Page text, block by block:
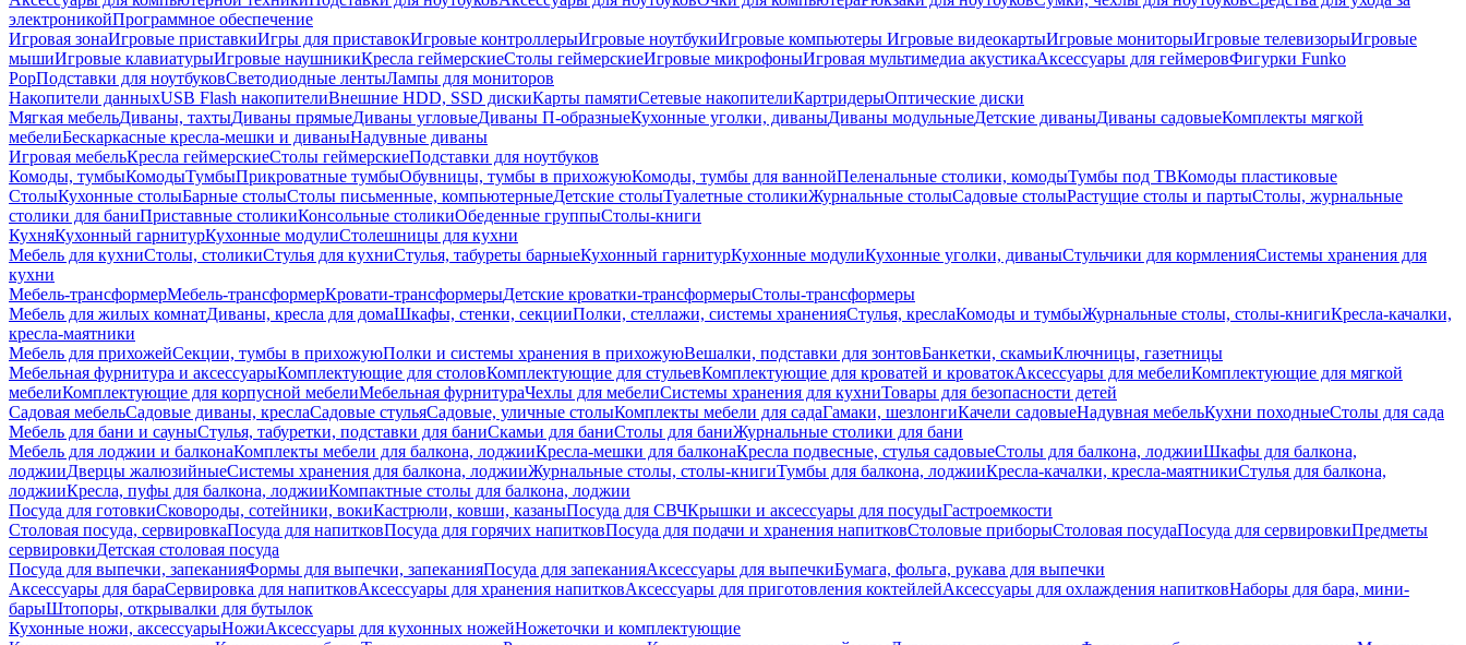
электроникойПрограммное обеспечение
Игровая зонаИгровые приставкиИгры для приставокИгровые контроллерыИгровые ноутбукиИгровые компьютеры Игровые видеокартыИгровые мониторыИгровые телевизорыИгровые
мышиИгровые клавиатурыИгровые наушникиКресла геймерскиеСтолы геймерскиеИгровые микрофоныИгровая мультимедиа акустикаАксессуары для геймеровФигурки Funko
PopПодставки для ноутбуковСветодиодные лентыЛампы для мониторов
Накопители данныхUSB Flash накопителиВнешние HDD, SSD дискиКарты памятиСетевые накопителиКартридерыОптические диски
Мягкая мебельДиваны, тахтыДиваны прямыеДиваны угловыеДиваны П-образныеКухонные уголки, диваныДиваны модульныеДетские диваныДиваны садовыеКомплекты мягкой
мебелиБескаркасные кресла-мешки и диваныНадувные диваны
Игровая мебельКресла геймерскиеСтолы геймерскиеПодставки для ноутбуков
Комоды, тумбыКомодыТумбыПрикроватные тумбыОбувницы, тумбы в прихожуюКомоды, тумбы для ваннойПеленальные столики, комодыТумбы под ТВКомоды пластиковые
СтолыКухонные столыБарные столыСтолы письменные, компьютерныеДетские столыТуалетные столикиЖурнальные столыСадовые столыРастущие столы и партыСтолы, журнальные
столики для баниПриставные столикиКонсольные столикиОбеденные группыСтолы-книги
КухняКухонный гарнитурКухонные модулиСтолешницы для кухни
Мебель для кухниСтолы, столикиСтулья для кухниСтулья, табуреты барныеКухонный гарнитурКухонные модулиКухонные уголки, диваныСтульчики для кормленияСистемы хранения для
кухни
Мебель-трансформерМебель-трансформерКровати-трансформерыДетские кроватки-трансформерыСтолы-трансформеры
Мебель для жилых комнатДиваны, кресла для домаШкафы, стенки, секцииПолки, стеллажи, системы храненияСтулья, креслаКомоды и тумбыЖурнальные столы, столы-книгиКресла-качалки,
кресла-маятники
Мебель для прихожейСекции, тумбы в прихожуюПолки и системы хранения в прихожуюВешалки, подставки для зонтовБанкетки, скамьиКлючницы, газетницы
Мебельная фурнитура и аксессуарыКомплектующие для столовКомплектующие для стульевКомплектующие для кроватей и кроватокАксессуары для мебелиКомплектующие для мягкой
мебелиКомплектующие для корпусной мебелиМебельная фурнитураЧехлы для мебелиСистемы хранения для кухниТовары для безопасности детей
Садовая мебельСадовые диваны, креслаСадовые стульяСадовые, уличные столыКомплекты мебели для садаГамаки, шезлонгиКачели садовыеНадувная мебельКухни походныеСтолы для сада
Мебель для бани и сауныСтулья, табуретки, подставки для баниСкамьи для баниСтолы для баниЖурнальные столики для бани
Мебель для лоджии и балконаКомплекты мебели для балкона, лоджииКресла-мешки для балконаКресла подвесные, стулья садовыеСтолы для балкона, лоджииШкафы для балкона,
лоджииДверцы жалюзийныеСистемы хранения для балкона, лоджииЖурнальные столы, столы-книгиТумбы для балкона, лоджииКресла-качалки, кресла-маятникиСтулья для балкона,
лоджииКресла, пуфы для балкона, лоджииКомпактные столы для балкона, лоджии
Посуда для готовкиСковороды, сотейники, вокиКастрюли, ковши, казаныПосуда для СВЧКрышки и аксессуары для посудыГастроемкости
Столовая посуда, сервировкаПосуда для напитковПосуда для горячих напитковПосуда для подачи и хранения напитковСтоловые приборыСтоловая посудаПосуда для сервировкиПредметы
сервировкиДетская столовая посуда
Посуда для выпечки, запеканияФормы для выпечки, запеканияПосуда для запеканияАксессуары для выпечкиБумага, фольга, рукава для выпечки
Аксессуары для бараСервировка для напитковАксессуары для хранения напитковАксессуары для приготовления коктейлейАксессуары для охлаждения напитковНаборы для бара, мини-
барыШтопоры, открывалки для бутылок
Кухонные ножи, аксессуарыНожиАксессуары для кухонных ножейНожеточки и комплектующие